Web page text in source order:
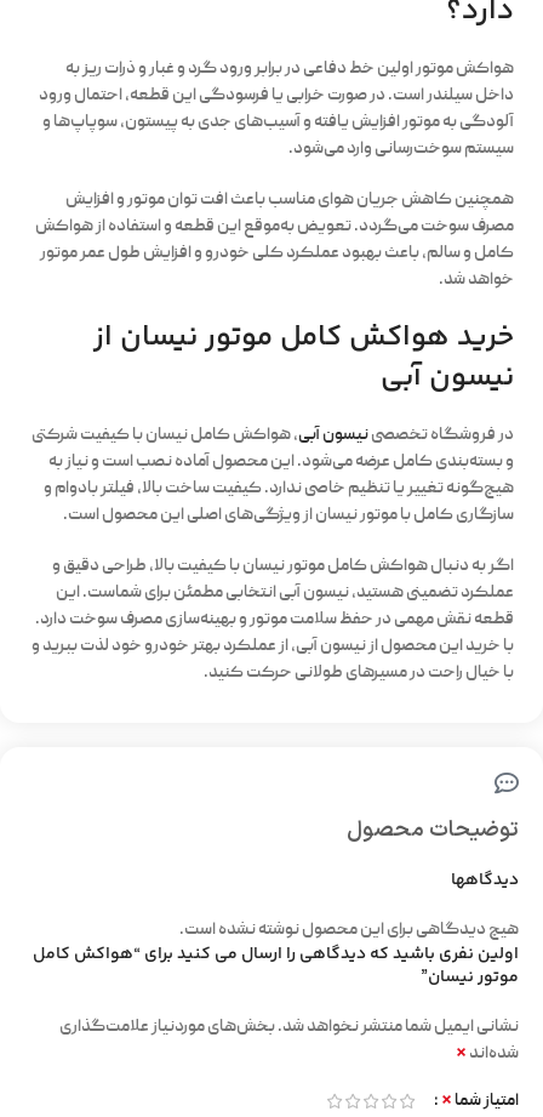
دارد؟
هواکش موتور اولین خط دفاعی در برابر ورود گرد و غبار و ذرات ریز به
داخل سیلندر است. در صورت خرابی یا فرسودگی این قطعه، احتمال ورود
آلودگی به موتور افزایش یافته و آسیب‌های جدی به پیستون، سوپاپ‌ها و
سیستم سوخت‌رسانی وارد می‌شود.
همچنین کاهش جریان هوای مناسب باعث افت توان موتور و افزایش
مصرف سوخت می‌گردد. تعویض به‌موقع این قطعه و استفاده از هواکش
کامل و سالم، باعث بهبود عملکرد کلی خودرو و افزایش طول عمر موتور
خواهد شد.
خرید هواکش کامل موتور نیسان از
نیسون آبی
در فروشگاه تخصصینیسون آبی، هواکش کامل نیسان با کیفیت شرکتی
و بسته‌بندی کامل عرضه می‌شود. این محصول آماده نصب است و نیاز به
هیچ‌گونه تغییر یا تنظیم خاصی ندارد. کیفیت ساخت بالا، فیلتر بادوام و
سازگاری کامل با موتور نیسان از ویژگی‌های اصلی این محصول است.
اگر به دنبالهواکش کامل موتور نیسانبا کیفیت بالا، طراحی دقیق و
عملکرد تضمینی هستید، نیسون آبی انتخابی مطمئن برای شماست. این
قطعه نقش مهمی در حفظ سلامت موتور و بهینه‌سازی مصرف سوخت دارد.
با خرید این محصول از نیسون آبی، از عملکرد بهتر خودرو خود لذت ببرید و
با خیال راحت در مسیرهای طولانی حرکت کنید.
توضیحات محصول
دیدگاهها
هیچ دیدگاهی برای این محصول نوشته نشده است.
اولین نفری باشید که دیدگاهی را ارسال می کنید برای “هواکش کامل
موتور نیسان”
نشانی ایمیل شما منتشر نخواهد شد.بخش‌های موردنیاز علامت‌گذاری
شده‌اند *
امتیاز شما *